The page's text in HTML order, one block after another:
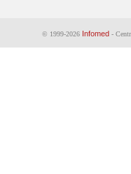
© 1999-2026 Infomed -